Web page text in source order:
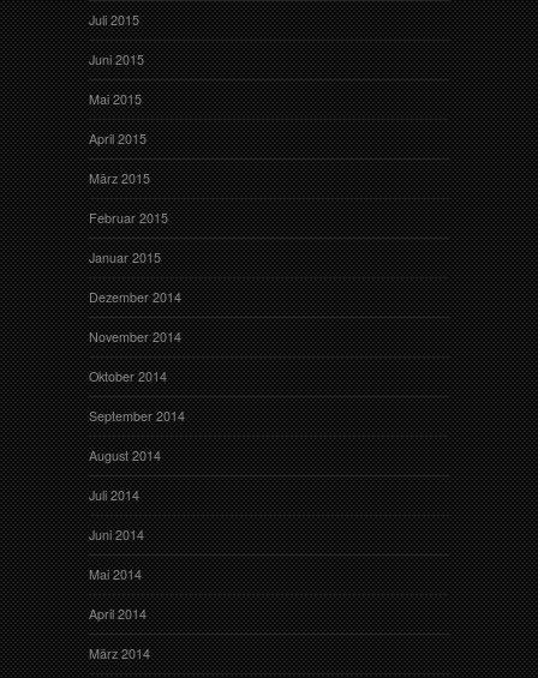
Juli 2015
Juni 2015
Mai 2015
April 2015
März 2015
Februar 2015
Januar 2015
Dezember 2014
November 2014
Oktober 2014
September 2014
August 2014
Juli 2014
Juni 2014
Mai 2014
April 2014
März 2014